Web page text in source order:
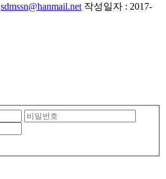
sdmssn@hanmail.net 작성일자 : 2017-